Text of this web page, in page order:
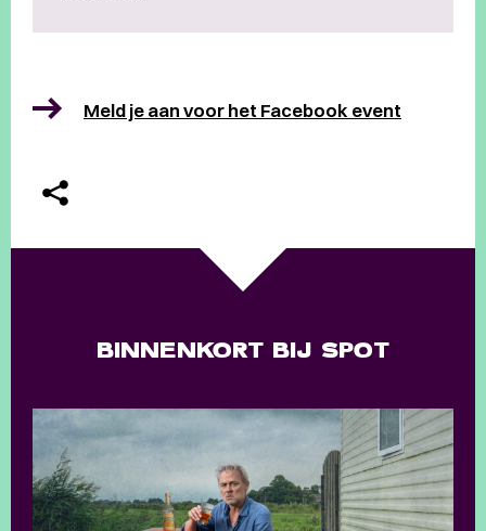
Meld je aan voor het Facebook event
BINNENKORT BIJ SPOT